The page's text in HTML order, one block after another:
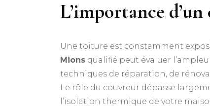
L’importance
Une toiture est constamment
Mions qualifié peut évaluer
techniques de réparation, de
Le rôle du couvreur dépasse
l’isolation thermique de votre